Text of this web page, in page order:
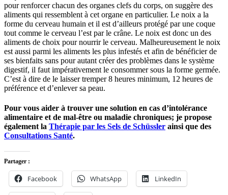
pour renforcer chacun des organes clefs du corps, on suggère des
aliments qui ressemblent à cet organe en particulier. Le noix a la
forme du cerveau humain et il est d’ailleurs protégé par une coque
tout comme le cerveau l’est par le crâne. Le noix est donc un des
aliments de choix pour nourrir le cerveau. Malheureusement le noix
est aussi parmi les aliments les plus infestés et afin de bénéficier de
ses bienfaits sans pour autant créer des problèmes dans le système
digestif, il faut impérativement le consommer sous la forme germée.
C’est à dire de le laisser tremper 8 heures minimum, 12 heures de
préférence et d’enlever sa peau.
Pour vous aider à trouver une solution en cas d’intolérance
alimentaire et de mal-être ou maladie chroniques; je propose
également la Thérapie par les Sels de Schüssler ainsi que des
Consultations Santé.
Partager :
Facebook WhatsApp LinkedIn